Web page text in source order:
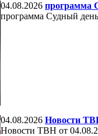
04.08.2026 программа
программа Судный
04.08.2026 Новости
Новости ТВН от